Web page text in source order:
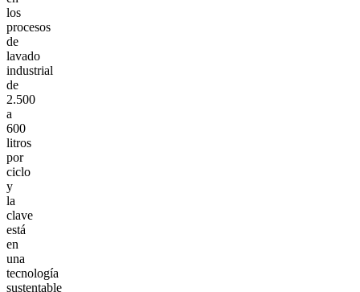
los
procesos
de
lavado
industrial
de
2.500
a
600
litros
por
ciclo
y
la
clave
está
en
una
tecnología
sustentable